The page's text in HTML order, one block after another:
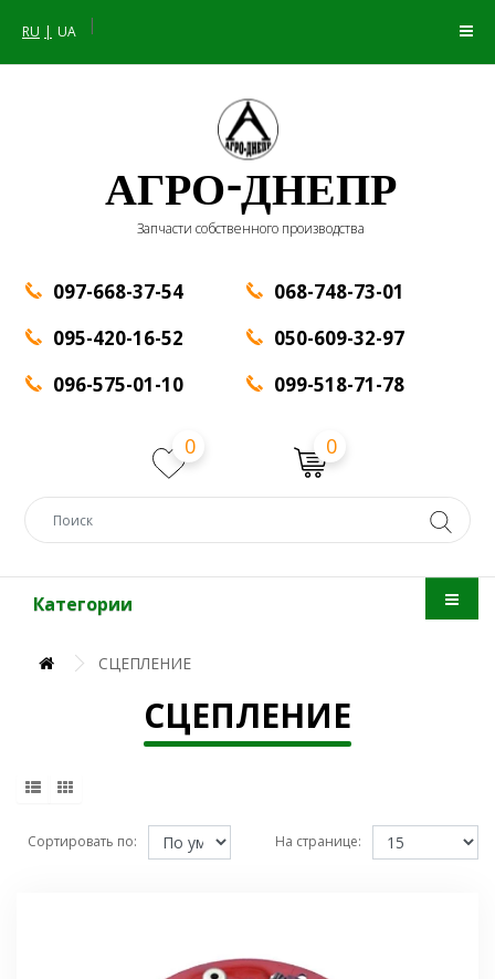
RU UA |
АГРО-ДНЕПР
Запчасти собственного производства
097-668-37-54
095-420-16-52
096-575-01-10
068-748-73-01
050-609-32-97
099-518-71-78
0 0
Категории
СЦЕПЛЕНИЕ
СЦЕПЛЕНИЕ
Сортировать по: На странице: